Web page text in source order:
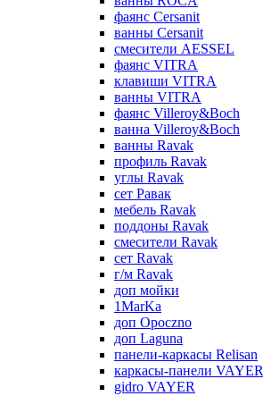
фаянс Cersanit
ванны Cersanit
смесители AESSEL
фаянс VITRA
клавиши VITRA
ванны VITRA
фаянс Villeroy&Boch
ванна Villeroy&Boch
ванны Ravak
профиль Ravak
углы Ravak
сет Равак
мебель Ravak
поддоны Ravak
смесители Ravak
сет Ravak
г/м Ravak
доп мойки
1MarKa
доп Opoczno
доп Laguna
панели-каркасы Relisan
каркасы-панели VAYER
gidro VAYER